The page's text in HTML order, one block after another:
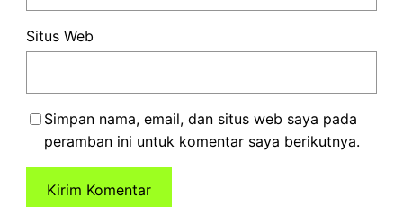
Situs Web
Simpan nama, email, dan situs web saya pada
peramban ini untuk komentar saya berikutnya.